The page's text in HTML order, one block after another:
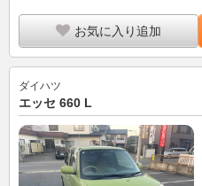
お気に入り追加
ダイハツ
エッセ 660 L